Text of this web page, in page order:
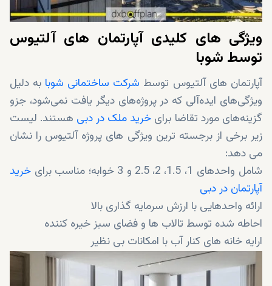
ویژگی های کلیدی آپارتمان های آلتیوس
توسط شوبا
آپارتمان های آلتیوس توسط شرکت ساختمانی شوبا به دلیل
ویژگی‌های ایده‌آلی که در پروژه‌های دیگر یافت نمی‌شود، جزو
گزینه‌های مورد تقاضا برای خرید ملک در دبی هستند. لیست
زیر برخی از برجسته ترین ویژگی های پروژه آلتیوس را نشان
می دهد:
شامل واحدهای 1، 1.5، 2، 2.5 و 3 خوابه؛ مناسب برای
خرید
آپارتمان در دبی
ارائه واحدهایی با ارزش سرمایه گذاری بالا
احاطه شده توسط تالاب ها و فضای سبز خیره کننده
ارایه خانه های کنار آب با امکانات بی نظیر
15 دقیقه فاصله تا منطقه برج خلیفه
ارائه کیفیت باور نکردنی